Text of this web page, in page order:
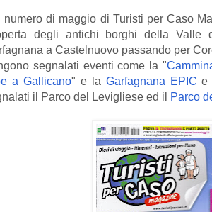
numero di maggio di Turisti per Caso
degli antichi borghi della Valle
a Castelnuovo passando per
segnalati eventi come la "
a Gallicano" e la Garfagnana EPIC e
il Parco del Levigliese ed il Parco